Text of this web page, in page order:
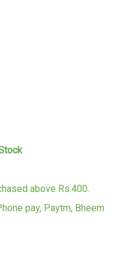
above Rs.400.
pay, Paytm, Bheem